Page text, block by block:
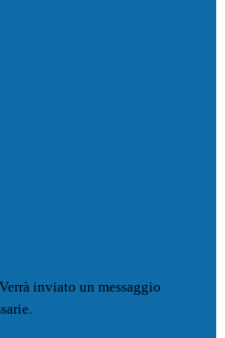
Verrà inviato un messaggio